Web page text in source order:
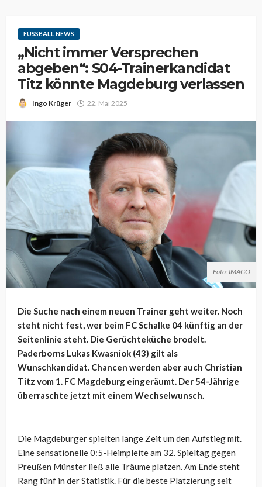
FUSSBALL NEWS
„Nicht immer Versprechen
abgeben“: S04-Trainerkandidat
Titz könnte Magdeburg verlassen
Ingo Krüger 22. Mai 2025
Foto: IMAGO
Die Suche nach einem neuen Trainer geht weiter. Noch
steht nicht fest, wer beim FC Schalke 04 künftig an der
Seitenlinie steht. Die Gerüchteküche brodelt.
Paderborns Lukas Kwasniok (43) gilt als
Wunschkandidat. Chancen werden aber auch Christian
Titz vom 1. FC Magdeburg eingeräumt. Der 54-Jährige
überraschte jetzt mit einem Wechselwunsch.
Die Magdeburger spielten lange Zeit um den Aufstieg mit.
Eine sensationelle 0:5-Heimpleite am 32. Spieltag gegen
Preußen Münster ließ alle Träume platzen. Am Ende steht
Rang fünf in der Statistik. Für die beste Platzierung seit